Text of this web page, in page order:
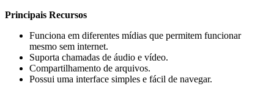
Principais Recursos
Funciona em diferentes mídias que permitem funcionar
mesmo sem internet.
Suporta chamadas de áudio e vídeo.
Compartilhamento de arquivos.
Possui uma interface simples e fácil de navegar.